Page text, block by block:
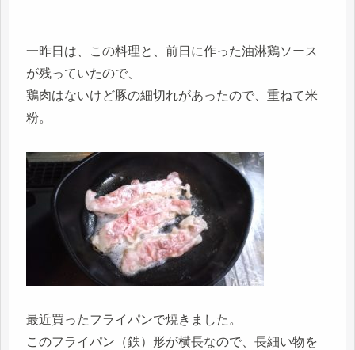
一昨日は、この料理と、前日に作った油淋鶏ソース
が残っていたので、
鶏肉はないけど豚の細切れがあったので、重ねて米
粉。
最近買ったフライパンで焼きました。
このフライパン（鉄）形が横長なので、長細い物を